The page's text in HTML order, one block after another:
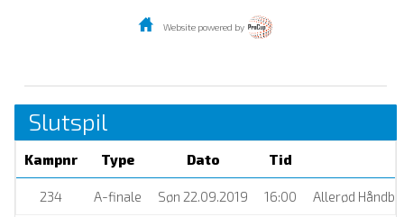
Website powered by
Slutspil
Kampnr Type Dato Tid
234 A-finale Søn 22.09.2019 16:00 Allerød